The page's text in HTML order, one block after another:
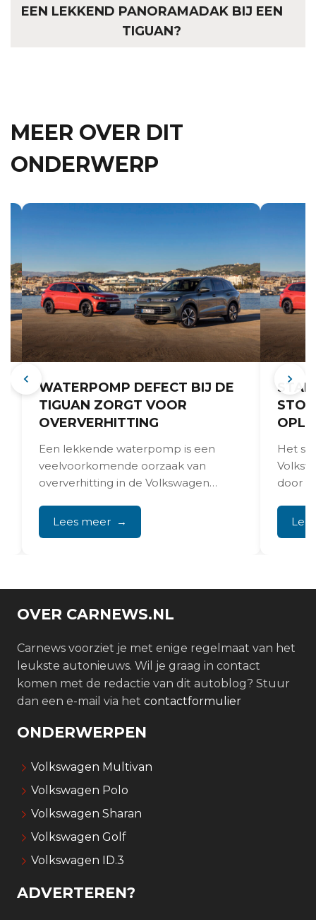
EEN LEKKEND PANORAMADAK BIJ EEN
TIGUAN?
MEER OVER DIT
ONDERWERP
WATERPOMP DEFECT BIJ DE
TIGUAN ZORGT VOOR
OVERVERHITTING
Een lekkende waterpomp is een
veelvoorkomende oorzaak van
oververhitting in de Volkswagen
probleem treedt...
Lees meer
Het
door
OVER CARNEWS.NL
Carnews voorziet je met enige regelmaat van het
leukste autonieuws. Wil je graag in contact
komen met de redactie van dit autoblog? Stuur
dan een e-mail via het contactformulier
ONDERWERPEN
Volkswagen Multivan
Volkswagen Polo
Volkswagen Sharan
Volkswagen Golf
Volkswagen ID.3
ADVERTEREN?